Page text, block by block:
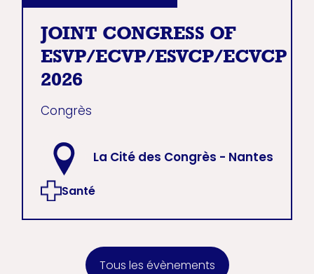
JOINT CONGRESS OF
ESVP/ECVP/ESVCP/ECVCP
2026
Congrès
La Cité des Congrès - Nantes
Santé
Tous les évènements